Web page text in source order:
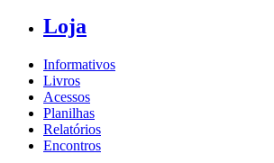
Loja
Informativos
Livros
Acessos
Planilhas
Relatórios
Encontros